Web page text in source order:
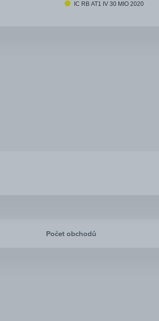
IC RB AT1 IV 30 MIO 2020
Počet obchodů